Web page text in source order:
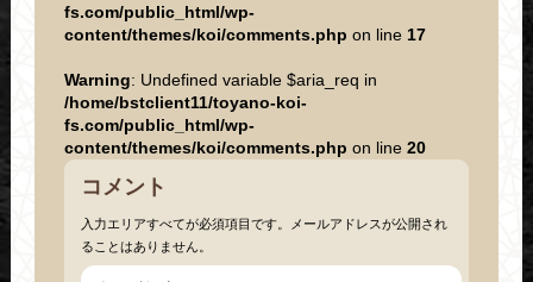
fs.com/public_html/wp-
content/themes/koi/comments.php on line 17
Warning: Undefined variable $aria_req in
/home/bstclient11/toyano-koi-
fs.com/public_html/wp-
content/themes/koi/comments.php on line 20
コメント
入力エリアすべてが必須項目です。メールアドレスが公開され
ることはありません。